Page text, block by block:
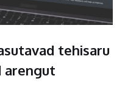
tehisaru
arengut